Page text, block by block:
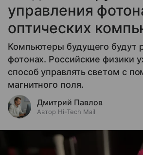
управления
оптических
Компьютеры будущего будут
фотонах. Российские физики
способ управлять светом с
магнитного поля.
Дмитрий Павлов
Автор Hi-Tech Mail